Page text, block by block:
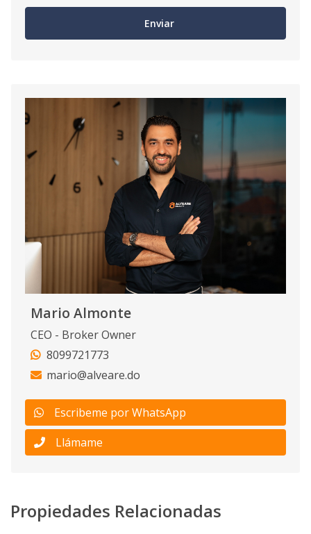
Enviar
Mario Almonte
CEO - Broker Owner
8099721773
mario@alveare.do
Escribeme por WhatsApp
Llámame
Propiedades Relacionadas